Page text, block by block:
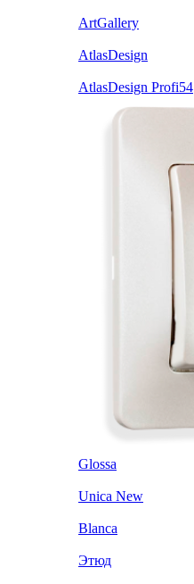
ArtGallery
AtlasDesign
AtlasDesign Profi54
Glossa
Unica New
Blanca
Этюд